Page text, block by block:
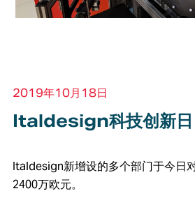
2019年10月18日
Italdesign科技创新日
Italdesign新增设的多个部门于今日
2400万欧元。